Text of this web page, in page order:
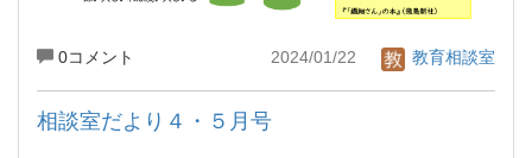
0コメント 2024/01/22 教育相談室
相談室だより４・５月号